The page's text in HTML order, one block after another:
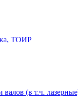
ТОИР
(в т.ч.